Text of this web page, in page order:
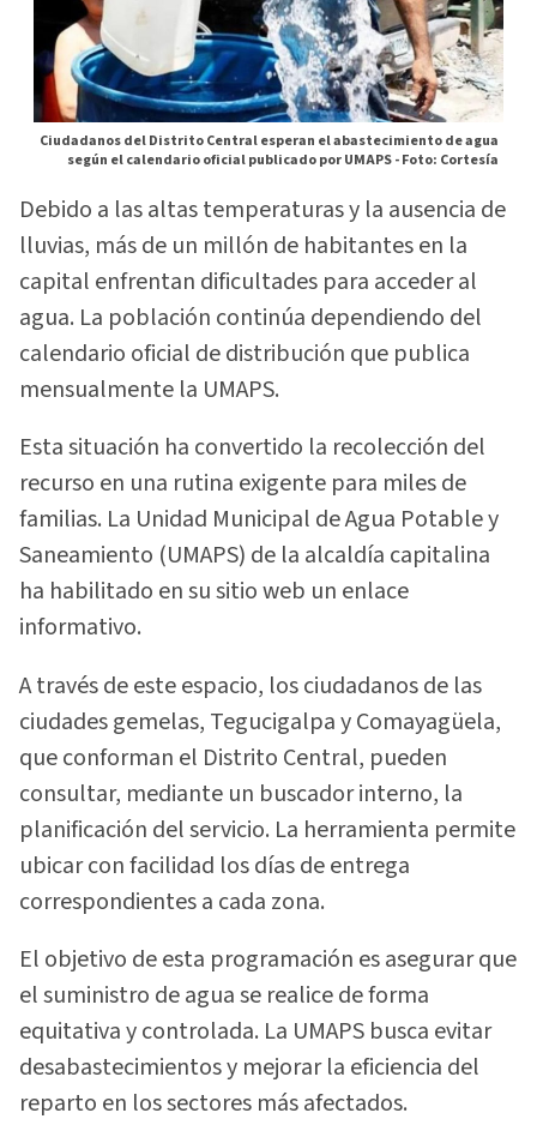
Ciudadanos del Distrito Central esperan el abastecimiento de agua
según el calendario oficial publicado por UMAPS -Foto: Cortesía
Debido a las altas temperaturas y la ausencia de
lluvias, más de un millón de habitantes en la
capital enfrentan dificultades para acceder al
agua. La población continúa dependiendo del
calendario oficial de distribución que publica
mensualmente la UMAPS.
Esta situación ha convertido la recolección del
recurso en una rutina exigente para miles de
familias. La Unidad Municipal de Agua Potable y
Saneamiento (UMAPS) de la alcaldía capitalina
ha habilitado en su sitio web un enlace
informativo.
A través de este espacio, los ciudadanos de las
ciudades gemelas, Tegucigalpa y Comayagüela,
que conforman el Distrito Central, pueden
consultar, mediante un buscador interno, la
planificación del servicio. La herramienta permite
ubicar con facilidad los días de entrega
correspondientes a cada zona.
El objetivo de esta programación es asegurar que
el suministro de agua se realice de forma
equitativa y controlada. La UMAPS busca evitar
desabastecimientos y mejorar la eficiencia del
reparto en los sectores más afectados.